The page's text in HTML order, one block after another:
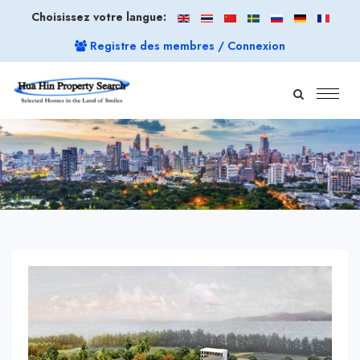
Choisissez votre langue:
Registre des membres / Connexion